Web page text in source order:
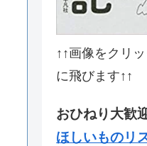
↑↑画像をクリ
に飛びます↑↑
おひねり大歓
ほしいものリ